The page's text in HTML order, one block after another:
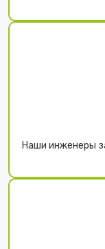
Наши инженеры